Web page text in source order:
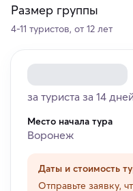
Размер группы
4-11 туристов, от 12 лет
за туриста за 14
Место начала тура
Воронеж
Даты и стоимость
Отправьте заявку,